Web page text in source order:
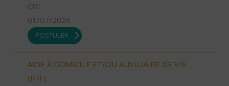
CDI
01/07/2026
POSTULER
AIDE À DOMICILE ET/OU AUXILIAIRE DE VIE
(H/F)